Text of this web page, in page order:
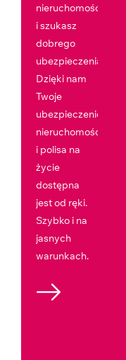
nieruchomość
i szukasz
dobrego
ubezpieczenia?
Dzięki nam
Twoje
ubezpieczenie
nieruchomości
i polisa na
życie
dostępna
jest od ręki.
Szybko i na
jasnych
warunkach.